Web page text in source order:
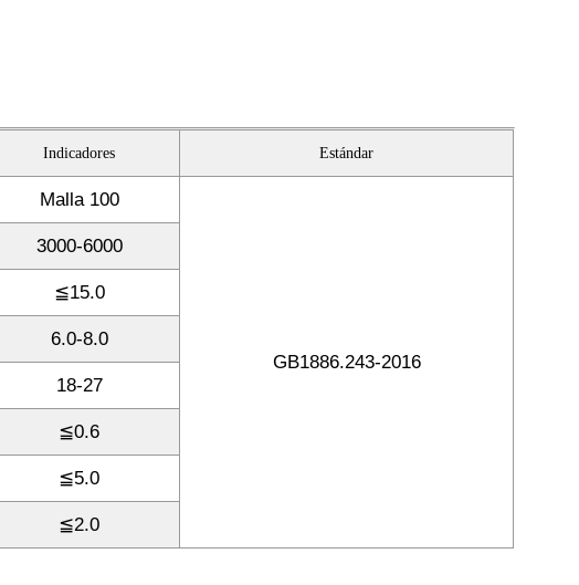
Indicadores Estándar
Malla 100
GB1886.243-2016
3000-6000
≦15.0
6.0-8.0
18-27
≦0.6
≦5.0
≦2.0